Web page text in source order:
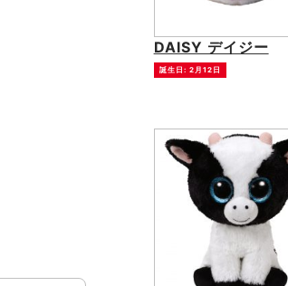
DAISY デイジー
誕生日: 2月12日